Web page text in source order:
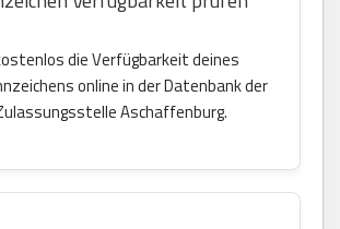
die Verfügbarkeit deines
online in der Datenbank der
Aschaffenburg.